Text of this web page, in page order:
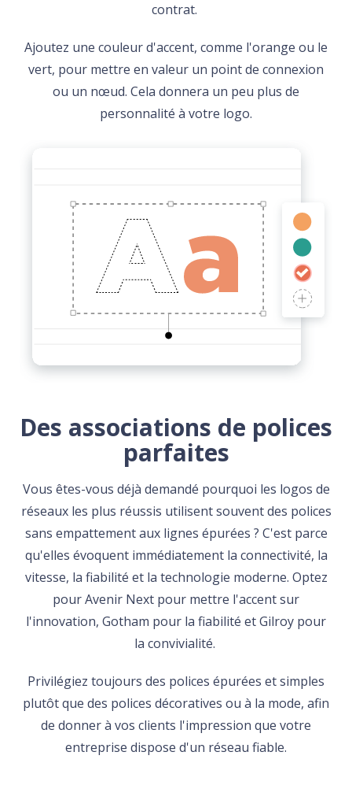
contrat.
Ajoutez une couleur d'accent, comme l'orange ou le
vert, pour mettre en valeur un point de connexion
ou un nœud. Cela donnera un peu plus de
personnalité à votre logo.
Des associations de polices
parfaites
Vous êtes-vous déjà demandé pourquoi les logos de
réseaux les plus réussis utilisent souvent des polices
sans empattement aux lignes épurées ? C'est parce
qu'elles évoquent immédiatement la connectivité, la
vitesse, la fiabilité et la technologie moderne. Optez
pour Avenir Next pour mettre l'accent sur
l'innovation, Gotham pour la fiabilité et Gilroy pour
la convivialité.
Privilégiez toujours des polices épurées et simples
plutôt que des polices décoratives ou à la mode, afin
de donner à vos clients l'impression que votre
entreprise dispose d'un réseau fiable.